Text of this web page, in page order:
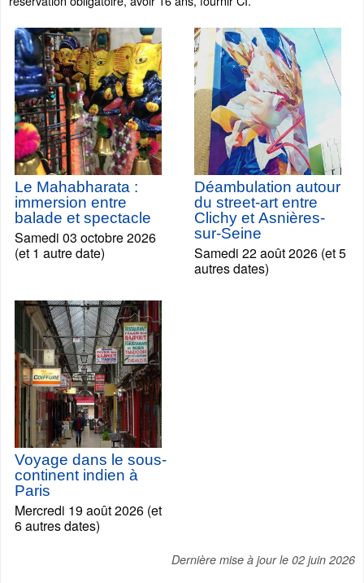
Le Mahabharata :
immersion entre
balade et spectacle
Samedi 03 octobre 2026
(et 1 autre date)
Déambulation autour
du street-art entre
Clichy et Asnières-
sur-Seine
Samedi 22 août 2026 (et 5
autres dates)
Voyage dans le sous-
continent indien à
Paris
Mercredi 19 août 2026 (et
6 autres dates)
Dernière mise à jour le 02 juin 2026